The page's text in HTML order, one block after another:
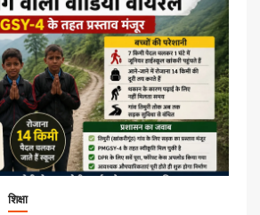
शिक्षा